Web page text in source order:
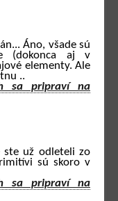
Áno, všade sú
(dokonca aj v
elementy. Ale
..
sa pripraví na
ste už odleteli zo
sú skoro v
sa pripraví na